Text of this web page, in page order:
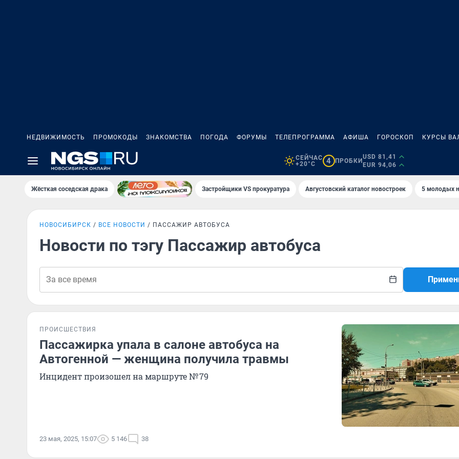
НЕДВИЖИМОСТЬ ПРОМОКОДЫ ЗНАКОМСТВА ПОГОДА ФОРУМЫ ТЕЛЕПРОГРАММА АФИША ГОРОСКОП КУРСЫ
СЕЙЧАС
+20°C
4 ПРОБКИ
USD 81,41
EUR 94,06
Жёсткая соседская драка Застройщики VS прокуратура Августовский каталог новостроек 5 молодых
НОВОСИБИРСК ВСЕ НОВОСТИ ПАССАЖИР АВТОБУСА
Новости по тэгу Пассажир автобуса
ПРОИСШЕСТВИЯ
Пассажирка упала в салоне автобуса на
Автогенной — женщина получила травмы
Инцидент произошел на маршруте № 79
23 мая, 2025, 15:07 5 146 38